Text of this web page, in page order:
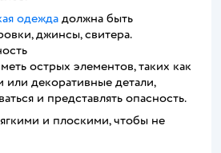
одежда должна быть
джинсы, свитера.
острых элементов, таких как
декоративные детали,
и представлять опасность.
и плоскими, чтобы не